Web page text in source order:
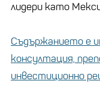
лидери като
Съдържанието е
консултация,
инвестиционно